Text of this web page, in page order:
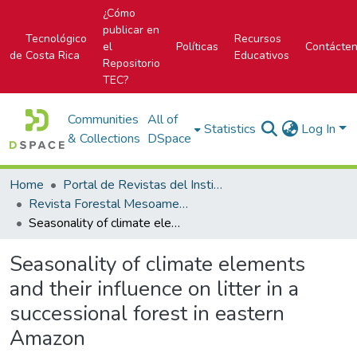
Tecnológico
de Costa Rica
¿Cómo
publicar en
el
Repositorio
TEC?
Políticas
Recursos
Educativos
Communities
& Collections
All of
DSpace
Statistics Log In
Home
Portal de Revistas del Instituto Tecnológico de Costa Rica
Revista Forestal Mesoamericana Kurú
Seasonality of climate elements and their influence on litter in a successional forest in eastern Amazon
Seasonality of climate elements
and their influence on litter in a
successional forest in eastern
Amazon